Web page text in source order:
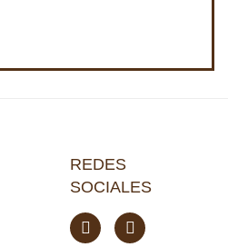
REDES
SOCIALES